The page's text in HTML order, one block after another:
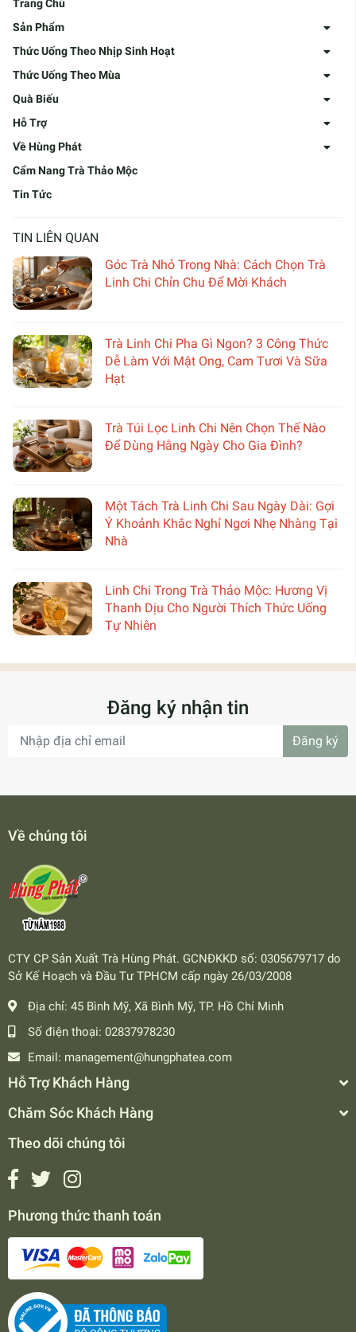
Trang Chủ
Sản Phẩm
Thức Uống Theo Nhịp Sinh Hoạt
Thức Uống Theo Mùa
Quà Biếu
Hỗ Trợ
Về Hùng Phát
Cẩm Nang Trà Thảo Mộc
Tin Tức
TIN LIÊN QUAN
Góc Trà Nhỏ Trong Nhà: Cách Chọn Trà
Linh Chi Chỉn Chu Để Mời Khách
Trà Linh Chi Pha Gì Ngon? 3 Công Thức
Dễ Làm Với Mật Ong, Cam Tươi Và Sữa
Hạt
Trà Túi Lọc Linh Chi Nên Chọn Thế Nào
Để Dùng Hằng Ngày Cho Gia Đình?
Một Tách Trà Linh Chi Sau Ngày Dài: Gợi
Ý Khoảnh Khắc Nghỉ Ngơi Nhẹ Nhàng Tại
Nhà
Linh Chi Trong Trà Thảo Mộc: Hương Vị
Thanh Dịu Cho Người Thích Thức Uống
Tự Nhiên
Đăng ký nhận tin
Đăng ký
Về chúng tôi
CTY CP Sản Xuất Trà Hùng Phát. GCNĐKKD số: 0305679717 do
Sở Kế Hoạch và Đầu Tư TPHCM cấp ngày 26/03/2008
Địa chỉ: 45 Bình Mỹ, Xã Bình Mỹ, TP. Hồ Chí Minh
Số điện thoại: 02837978230
Email: management@hungphatea.com
Hỗ Trợ Khách Hàng
Chăm Sóc Khách Hàng
Theo dõi chúng tôi
Phương thức thanh toán